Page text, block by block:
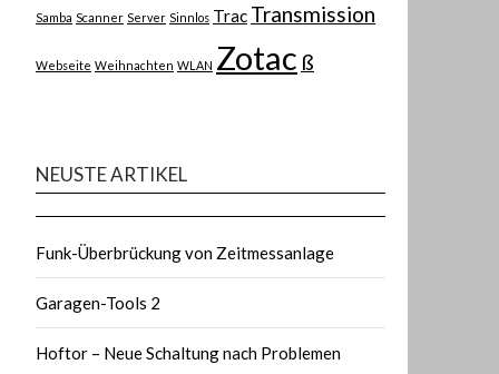
Samba Scanner Server Sinnlos Trac Transmission
Webseite Weihnachten WLAN Zotac ß
NEUSTE ARTIKEL
Funk-Überbrückung von Zeitmessanlage
Garagen-Tools 2
Hoftor – Neue Schaltung nach Problemen